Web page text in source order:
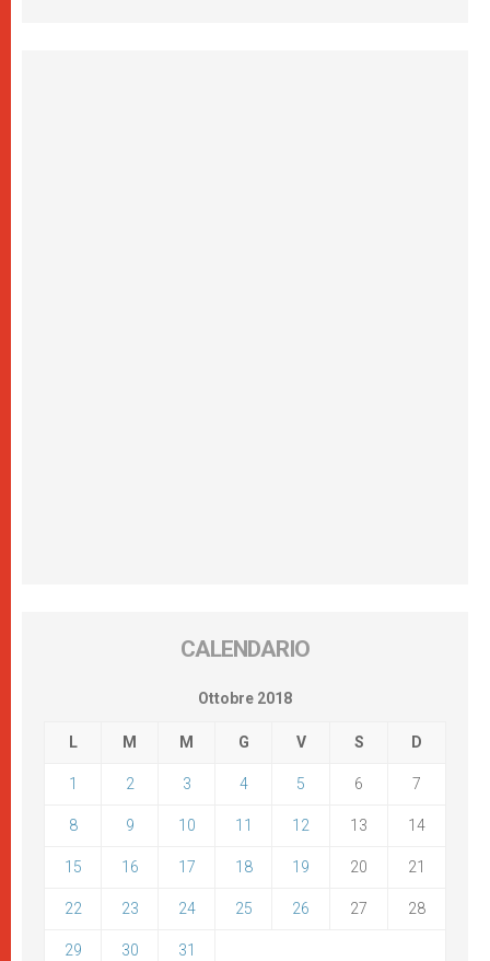
CALENDARIO
Ottobre 2018
L M M G V S D
1 2 3 4 5 6 7
8 9 10 11 12 13 14
15 16 17 18 19 20 21
22 23 24 25 26 27 28
29 30 31